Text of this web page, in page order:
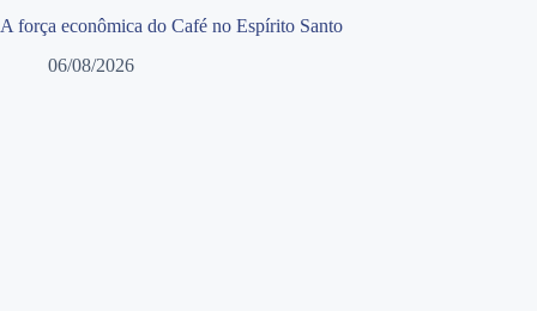
A força econômica do Café no Espírito Santo
06/08/2026